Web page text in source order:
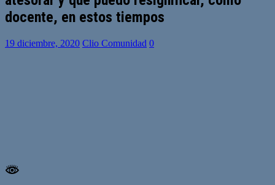
docente, en estos tiempos
19 diciembre, 2020 Clio Comunidad 0